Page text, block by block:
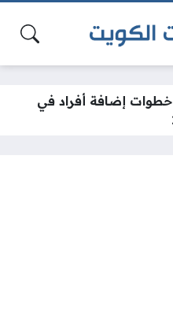
خطوات إضافة أفراد في